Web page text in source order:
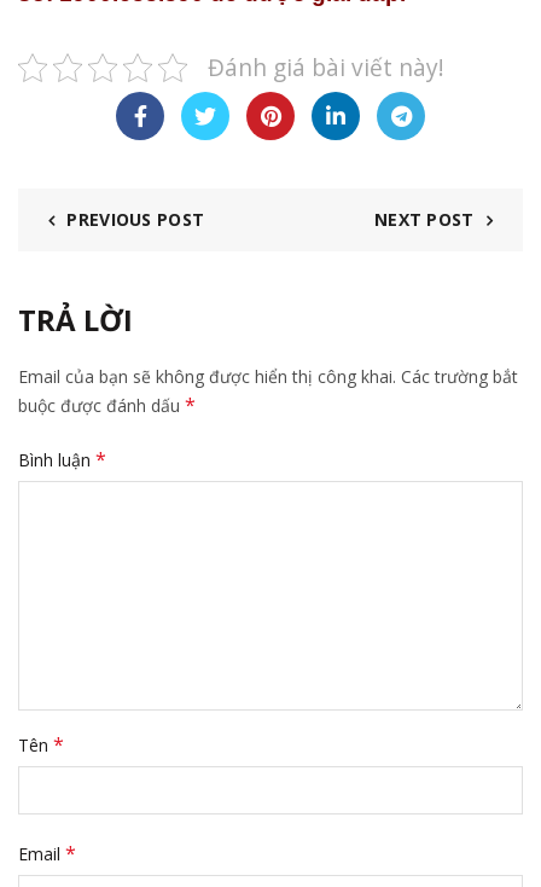
Đánh giá bài viết này!
PREVIOUS POST NEXT POST
TRẢ LỜI
Email của bạn sẽ không được hiển thị công khai. Các trường bắt
buộc được đánh dấu *
Bình luận *
Tên *
Email *